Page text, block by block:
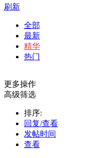
刷新
全部
最新
精华
热门
更多操作
高级筛选
排序:
回复/查看
发帖时间
查看